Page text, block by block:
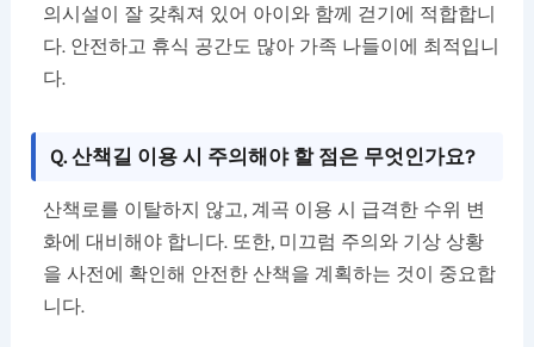
의시설이 잘 갖춰져 있어 아이와 함께 걷기에 적합합니
다. 안전하고 휴식 공간도 많아 가족 나들이에 최적입니
다.
Q. 산책길 이용 시 주의해야 할 점은 무엇인가요?
산책로를 이탈하지 않고, 계곡 이용 시 급격한 수위 변
화에 대비해야 합니다. 또한, 미끄럼 주의와 기상 상황
을 사전에 확인해 안전한 산책을 계획하는 것이 중요합
니다.